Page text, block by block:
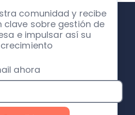
comunidad y recibe
clave sobre gestión de
e impulsar así su
crecimiento
ahora